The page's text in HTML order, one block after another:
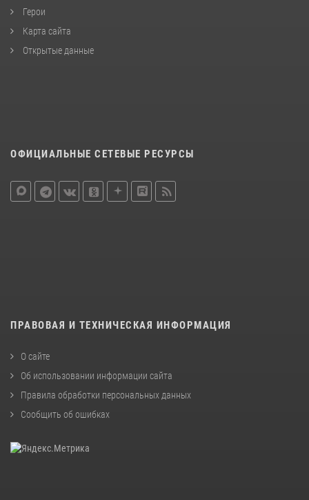
Герои
Карта сайта
Открытые данные
ОФИЦИАЛЬНЫЕ СЕТЕВЫЕ РЕСУРСЫ
ПРАВОВАЯ И ТЕХНИЧЕСКАЯ ИНФОРМАЦИЯ
О сайте
Об использовании информации сайта
Правила обработки персональных данных
Сообщить об ошибках